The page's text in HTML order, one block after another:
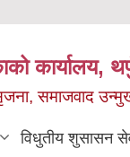
कार्यालय,
समाजवाद
विधुतीय शुसासन